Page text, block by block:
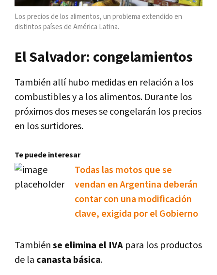
Los precios de los alimentos, un problema extendido en
distintos países de América Latina.
El Salvador: congelamientos
También allí hubo medidas en relación a los
combustibles y a los alimentos. Durante los
próximos dos meses se congelarán los precios
en los surtidores.
Te puede interesar
Todas las motos que se
vendan en Argentina deberán
contar con una modificación
clave, exigida por el Gobierno
Tambiénse elimina el IVA para los productos
de la canasta básica.